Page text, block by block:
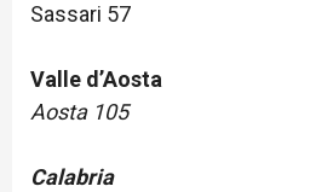
Sassari 57
Valle d’Aosta
Aosta 105
Calabria